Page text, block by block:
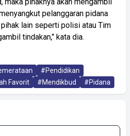
pelanggaran pidana
pihak lain seperti polisi atau Tim
tindakan," kata dia.
#Pendidikan
Favorit #Mendikbud #Pidana